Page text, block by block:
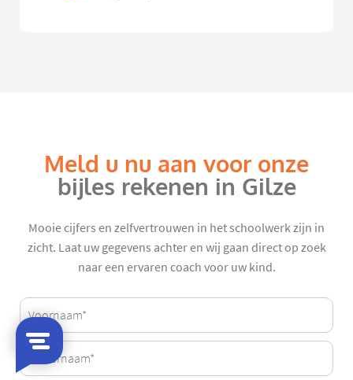
Meld u nu aan voor onze
bijles rekenen in Gilze
Mooie cijfers en zelfvertrouwen in het schoolwerk zijn in
zicht. Laat uw gegevens achter en wij gaan direct op zoek
naar een ervaren coach voor uw kind.